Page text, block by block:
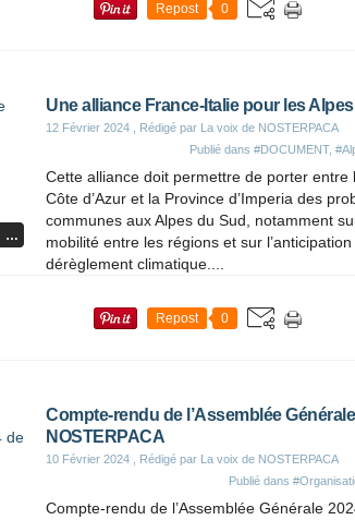
Repost 0
…
Une alliance France-Italie pour les
12 Février 2024 , Rédigé par La voix de NOSTERPACA
Publié dans #DOCUMENT,
Cette alliance doit permettre de porter entre
Côte d’Azur et la Province d’Imperia des
communes aux Alpes du Sud, notamment
mobilité entre les régions et sur
dérèglement climatique....
Repost 0
Compte-rendu de l’Assemblée
NOSTERPACA
10 Février 2024 , Rédigé par La voix de NOSTERPACA
Publié dans
Compte-rendu de l’Assemblée Générale